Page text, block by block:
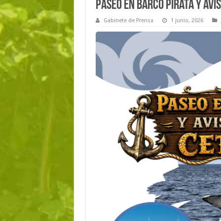
Paseo en Barco Pirata y
Gabinete de Prensa 1 junio, 2026